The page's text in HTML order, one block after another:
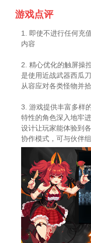
游戏点评
1. 即使不进行任何充
内容
2. 精心优化的触屏操
是使用近战武器西瓜
从容应对各类怪物并
3. 游戏提供丰富多样
特性的角色深入地牢
设计让玩家能体验到
协作模式，可与伙伴